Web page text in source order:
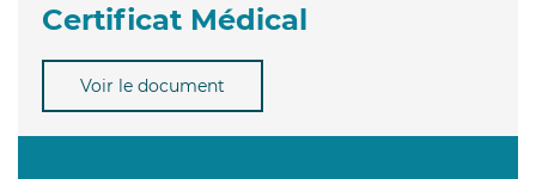
Certificat Médical
Voir le document